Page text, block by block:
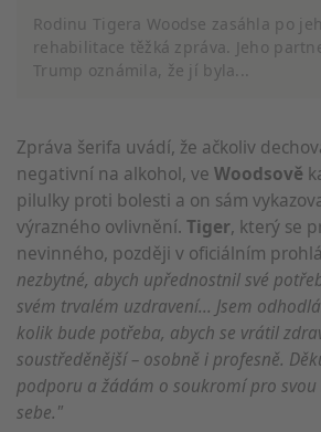
Rodinu Tigera Woodse zasáhla po
rehabilitace těžká zpráva. Jeho
Trump oznámila, že jí byla...
Zpráva šerifa uvádí, že ačkoliv
negativní na alkohol, ve Woodsově
pilulky proti bolesti a on sám
výrazného ovlivnění. Tiger, který se
nevinného, později v oficiálním
nezbytné, abych upřednostnil své
svém trvalém uzdravení... Jsem
kolik bude potřeba, abych se vrátil
soustředěnější – osobně i profesně.
podporu a žádám o soukromí pro
sebe."